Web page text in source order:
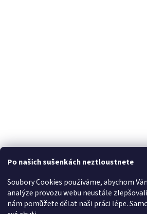
Po našich sušenkách neztloustnete
Soubory Cookies používáme, abychom
analýze provozu webu neustále
nám pomůžete dělat naši práci lépe.